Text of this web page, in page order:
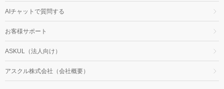
AIチャットで質問する
お客様サポート
ASKUL（法人向け）
アスクル株式会社（会社概要）